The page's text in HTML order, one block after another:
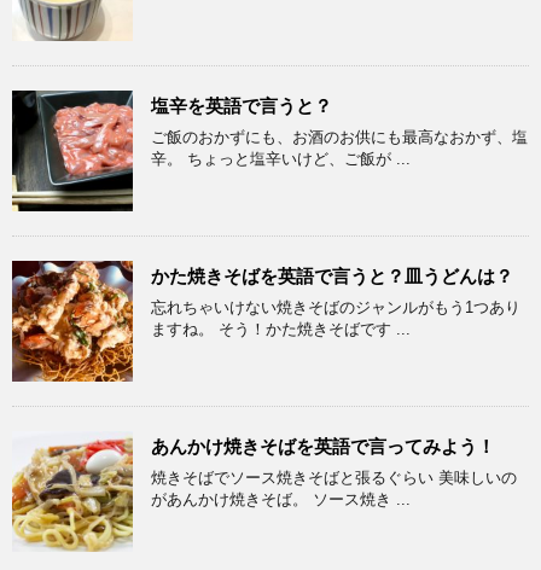
塩辛を英語で言うと？
ご飯のおかずにも、お酒のお供にも最高なおかず、塩
辛。 ちょっと塩辛いけど、ご飯が ...
かた焼きそばを英語で言うと？皿うどんは？
忘れちゃいけない焼きそばのジャンルがもう1つあり
ますね。 そう！かた焼きそばです ...
あんかけ焼きそばを英語で言ってみよう！
焼きそばでソース焼きそばと張るぐらい 美味しいの
があんかけ焼きそば。 ソース焼き ...